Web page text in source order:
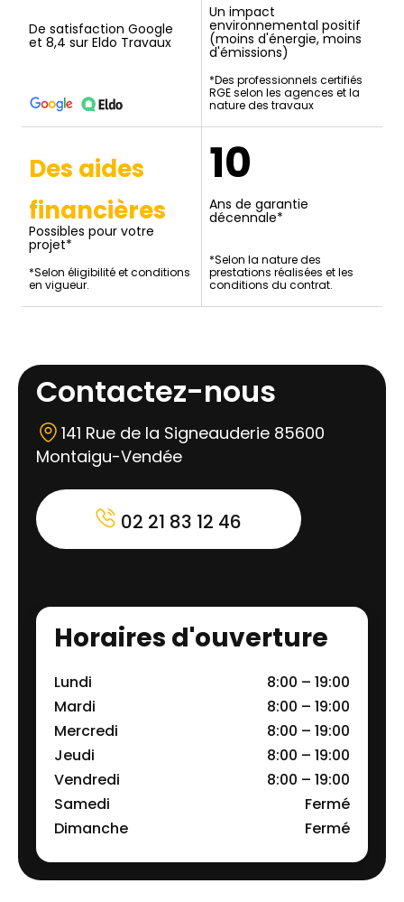
De satisfaction Google
et 8,4 sur Eldo Travaux
Un impact
environnemental positif
(moins d'énergie, moins
d'émissions)
*Des professionnels certifiés
RGE selon les agences et la
nature des travaux
Des aides
financières
Possibles pour votre
projet*
*Selon éligibilité et conditions
en vigueur.
10
Ans de garantie
décennale*
*Selon la nature des
prestations réalisées et les
conditions du contrat.
Contactez-nous
141 Rue de la Signeauderie 85600
Montaigu-Vendée
02 21 83 12 46
Horaires d'ouverture
Lundi
8:00 – 19:00
Mardi
8:00 – 19:00
Mercredi
8:00 – 19:00
Jeudi
8:00 – 19:00
Vendredi
8:00 – 19:00
Samedi
Fermé
Dimanche
Fermé